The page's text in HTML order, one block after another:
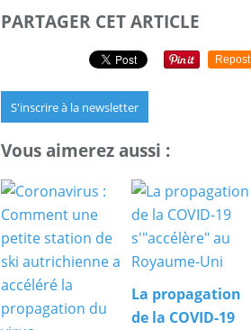
PARTAGER CET ARTICLE
Repost
S'inscrire à la newsletter
Vous aimerez aussi :
La propagation
de la COVID-19